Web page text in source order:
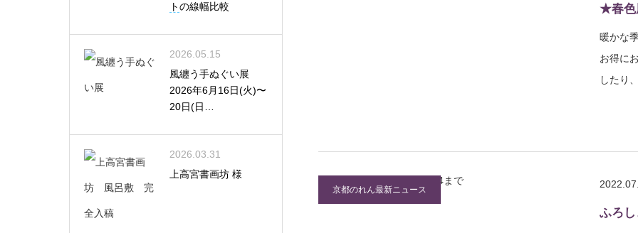
★春色
暖かな
お得に
したり
京都のれん最新ニュース
ふろ
トの線幅比較
2026.05.15
風纏う手ぬぐい展
2026年6月16日(火)〜
20日(日…
2026.03.31
上高宮書画坊 様